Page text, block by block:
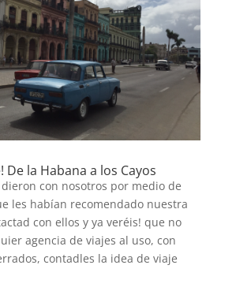
De la Habana a los Cayos
con nosotros por medio de
les habían recomendado nuestra
con ellos y ya veréis! que no
agencia de viajes al uso, con
contadles la idea de viaje